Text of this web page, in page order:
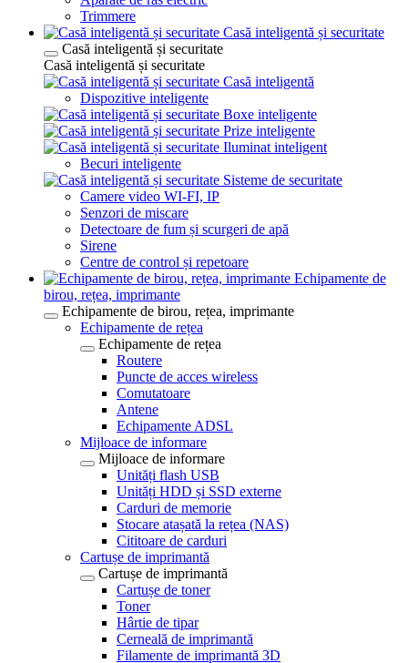
Trimmere
Casă inteligentă și securitate
Casă inteligentă și securitate
Casă inteligentă și securitate
Casă inteligentă
Dispozitive inteligente
Boxe inteligente
Prize inteligente
Iluminat inteligent
Becuri inteligente
Sisteme de securitate
Camere video WI-FI, IP
Senzori de miscare
Detectoare de fum și scurgeri de apă
Sirene
Centre de control și repetoare
Echipamente de
birou, rețea, imprimante
Echipamente de birou, rețea, imprimante
Echipamente de rețea
Echipamente de rețea
Routere
Puncte de acces wireless
Comutatoare
Antene
Echipamente ADSL
Mijloace de informare
Mijloace de informare
Unități flash USB
Unități HDD și SSD externe
Carduri de memorie
Stocare atașată la rețea (NAS)
Cititoare de carduri
Cartușe de imprimantă
Cartușe de imprimantă
Cartușe de toner
Toner
Hârtie de tipar
Cerneală de imprimantă
Filamente de imprimantă 3D